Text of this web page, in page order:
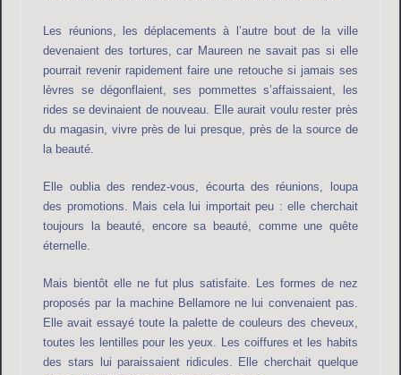
Les réunions, les déplacements à l’autre bout de la ville
devenaient des tortures, car Maureen ne savait pas si elle
pourrait revenir rapidement faire une retouche si jamais ses
lèvres se dégonflaient, ses pommettes s’affaissaient, les
rides se devinaient de nouveau. Elle aurait voulu rester près
du magasin, vivre près de lui presque, près de la source de
la beauté.
Elle oublia des rendez-vous, écourta des réunions, loupa
des promotions. Mais cela lui importait peu : elle cherchait
toujours la beauté, encore sa beauté, comme une quête
éternelle.
Mais bientôt elle ne fut plus satisfaite. Les formes de nez
proposés par la machine Bellamore ne lui convenaient pas.
Elle avait essayé toute la palette de couleurs des cheveux,
toutes les lentilles pour les yeux. Les coiffures et les habits
des stars lui paraissaient ridicules. Elle cherchait quelque